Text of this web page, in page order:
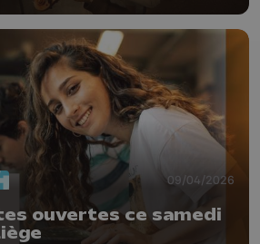
09/04/2026
ouvertes ce samedi